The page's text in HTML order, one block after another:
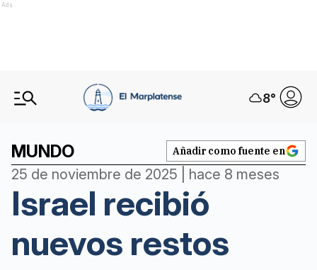
Ads
8°
MUNDO Añadir como fuente en
25 de noviembre de 2025 | hace 8 meses
Israel recibió
nuevos restos